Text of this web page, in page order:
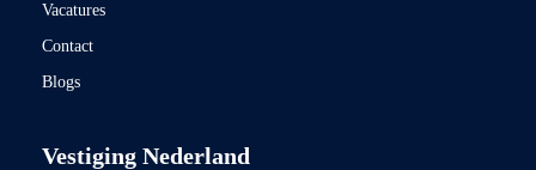
Vacatures
Contact
Blogs
Vestiging Nederland